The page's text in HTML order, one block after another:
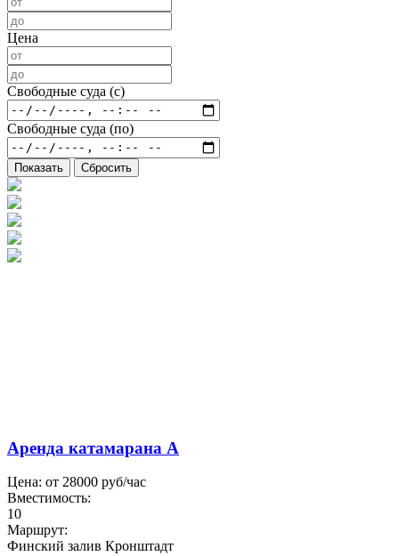
Цена
Свободные суда (c)
Свободные суда (по)
Аренда катамарана А
Цена: от 28000 руб/час
Вместимость:
10
Маршрут:
Финский залив Кронштадт